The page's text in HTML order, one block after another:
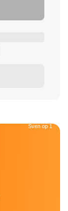
Sven op 1